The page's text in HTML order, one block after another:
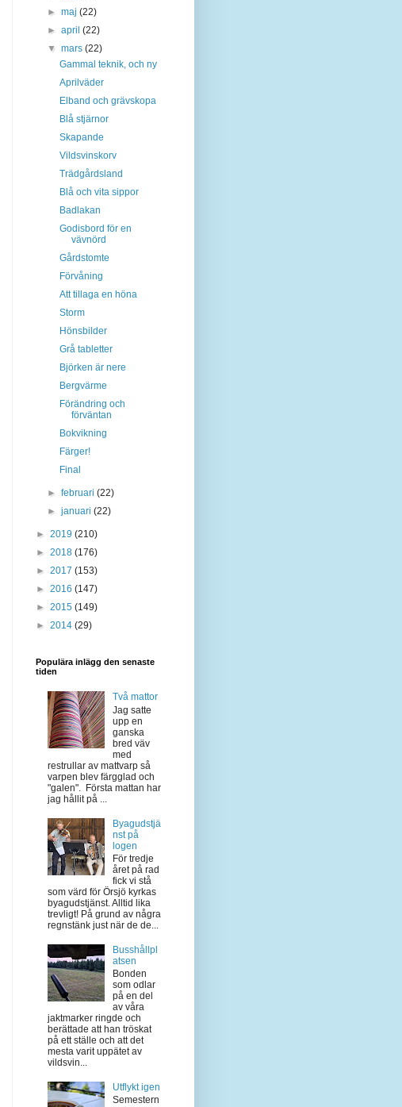
►maj(22)
►april(22)
▼mars(22)
Gammal teknik, och ny
Aprilväder
Elband och grävskopa
Blå stjärnor
Skapande
Vildsvinskorv
Trädgårdsland
Blå och vita sippor
Badlakan
Godisbord för en
vävnörd
Gårdstomte
Förvåning
Att tillaga en höna
Storm
Hönsbilder
Grå tabletter
Björken är nere
Bergvärme
Förändring och
förväntan
Bokvikning
Färger!
Final
►februari(22)
►januari(22)
► 2019 (210)
► 2018 (176)
► 2017 (153)
► 2016 (147)
► 2015 (149)
► 2014 (29)
Populära inlägg den senaste
tiden
Två mattor
Jag satte
upp en
ganska
bred väv
med
restrullar av mattvarp så
varpen blev färgglad och
"galen". Första mattan har
jag hållit på ...
Byagudstjä
nst på
logen
För tredje
året på rad
fick vi stå
som värd för Örsjö kyrkas
byagudstjänst. Alltid lika
trevligt! På grund av några
regnstänk just när de de...
Busshållpl
atsen
Bonden
som odlar
på en del
av våra
jaktmarker ringde och
berättade att han tröskat
på ett ställe och att det
mesta varit uppätet av
vildsvin...
Utflykt igen
Semestern